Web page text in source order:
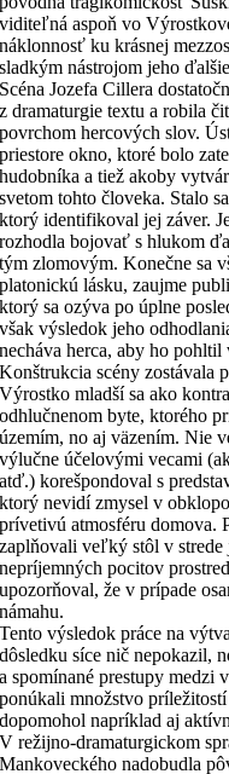
viditeľná aspoň vo
náklonnosť ku krásnej
sladkým nástrojom jeho
Scéna Jozefa Cillera
z dramaturgie textu a robila
povrchom hercových slov.
priestore okno, ktoré bolo
hudobníka a tiež akoby
svetom tohto človeka. Stalo
ktorý identifikoval jej záver.
rozhodla bojovať s hlukom
tým zlomovým. Konečne sa
platonickú lásku, zaujme
ktorý sa ozýva po úplne
však výsledok jeho
necháva herca, aby ho pohltil
Konštrukcia scény zostávala
Výrostko mladší sa ako
odhlučnenom byte, ktorého
územím, no aj väzením. Nie
výlučne účelovými vecami
atď.) korešpondoval s
ktorý nevidí zmysel v
prívetivú atmosféru domova.
zaplňovali veľký stôl v
nepríjemných pocitov
upozorňoval, že v prípade
námahu.
Tento výsledok práce na
dôsledku síce nič nepokazil,
a spomínané prestupy medzi
ponúkali množstvo
dopomohol napríklad aj
V režijno-dramaturgickom
Mankoveckého nadobudla